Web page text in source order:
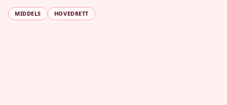
MIDDELS HOVEDRETT